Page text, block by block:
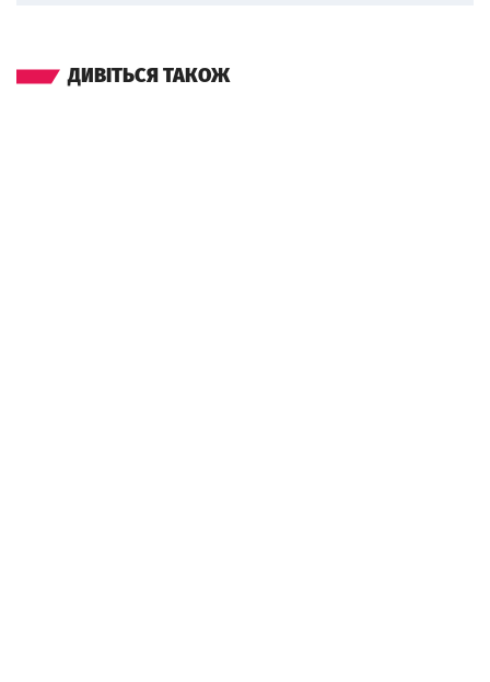
ДИВІТЬСЯ ТАКОЖ